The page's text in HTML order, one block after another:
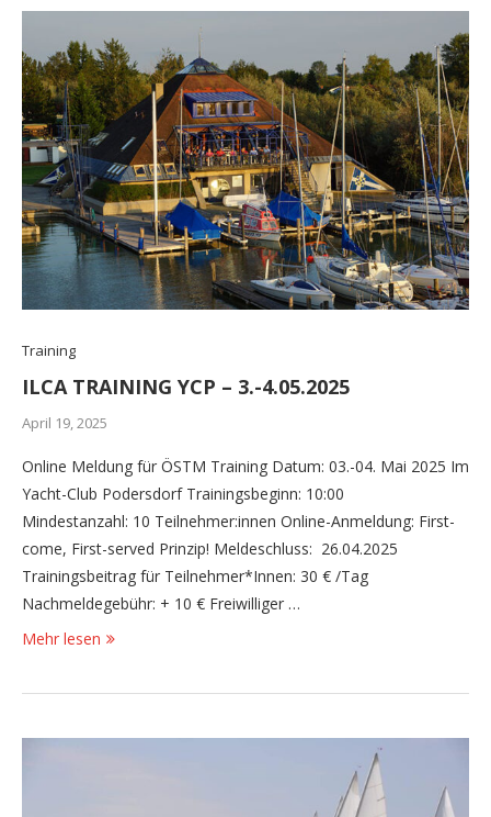
Training
ILCA TRAINING YCP – 3.-4.05.2025
April 19, 2025
Online Meldung für ÖSTM Training Datum: 03.-04. Mai 2025 Im
Yacht-Club Podersdorf Trainingsbeginn: 10:00
Mindestanzahl: 10 Teilnehmer:innen Online-Anmeldung: First-
come, First-served Prinzip! Meldeschluss: 26.04.2025
Trainingsbeitrag für Teilnehmer*Innen: 30 € /Tag
Nachmeldegebühr: + 10 € Freiwilliger …
Mehr lesen